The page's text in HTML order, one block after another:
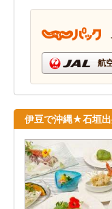
航
伊豆で沖縄★石垣出